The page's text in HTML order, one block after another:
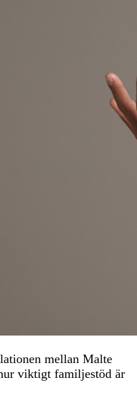
mellan Malte
viktigt familjestöd är